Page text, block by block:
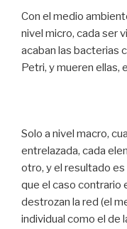
Con el medio
nivel micro, cada ser
acaban las bacterias
Petri, y mueren ellas,
Solo a nivel macro,
entrelazada, cada
otro, y el resultado
que el caso contrario
destrozan la red (el
individual como el de